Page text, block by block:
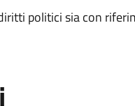
politici sia con